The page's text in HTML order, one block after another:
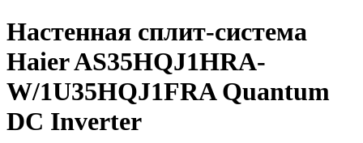
Настенная сплит-система
Haier AS35HQJ1HRA-
W/1U35HQJ1FRA Quantum
DC Inverter